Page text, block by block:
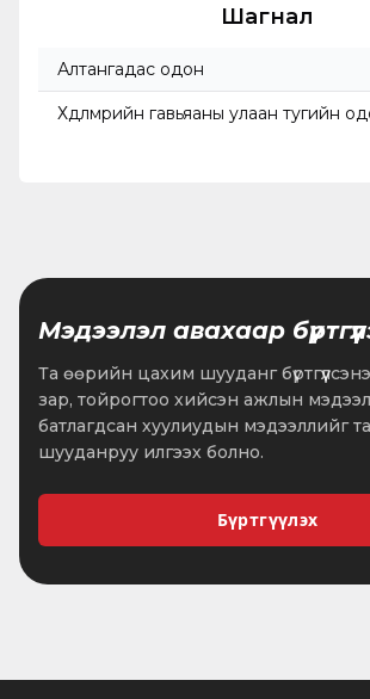
Шагнал
Алтангадас одон
Хөдөлмөрийн гавьяаны улаан тугийн
Мэдээлэл авахаар
Та өөрийн цахим шууданг
зар, тойрогтоо хийсэн ажлын
батлагдсан хуулиудын мэдээллийг
шууданруу илгээх болно.
Бүртгүүлэх